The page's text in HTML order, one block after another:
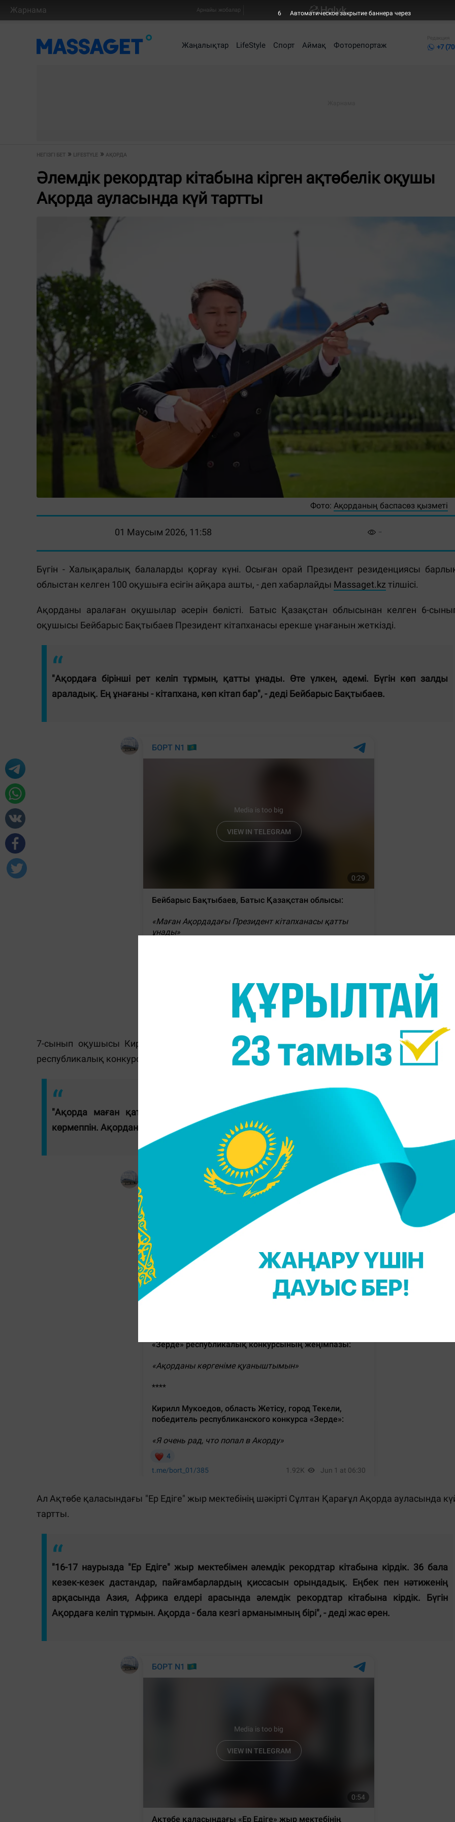
Жарнама Арнайы жобалар
Жаңалықтар LifeStyle Спорт Аймақ Фоторепортаж
Редакция
+7
НЕГІЗГІ БЕТ LIFESTYLE АҚОРДА
Әлемдік рекордтар кітабына кірген ақтөбелік оқушы
Ақорда ауласында күй тартты
Фото: Ақорданың баспасөз қызметі
01 Маусым 2026, 11:58
Бүгін - Халықаралық балаларды қорғау күні. Осыған орай Президент резиденциясы
облыстан келген 100 оқушыға есігін айқара ашты, - деп хабарлайды Massaget.kzтілшісі.
Ақорданы аралаған оқушылар әсерін бөлісті. Батыс Қазақстан облысынан келген 6-
оқушысы Бейбарыс Бақтыбаев Президент кітапханасы ерекше ұнағанын жеткізді.
"Ақордаға бірінші рет келіп тұрмын, қатты ұнады. Өте үлкен, әдемі. Бүгін көп залды
араладық. Ең ұнағаны - кітапхана, көп кітап бар", - деді Бейбарыс Бақтыбаев.
7-cынып оқушысы Кирилл Мукоедов Жетісу облысы Текелі қаласынан келген, ол -
республикалық конкурсының жеңімпазы.
"Ақорда маған қатты ұнады. Ең ұнағаны - мәрмәр залы. Бұрын бұл туралы ойлап
көрмеппін. Ақорданы көргеніме қуаныштымын", - деді ол.
Ал Ақтөбе қаласындағы "Ер Едіге" жыр мектебінің шәкірті Сұлтан Қарағұл Ақорда ауласында
тартты.
"16-17 наурызда "Ер Едіге" жыр мектебімен әлемдік рекордтар кітабына кірдік. 36 бала
кезек-кезек дастандар, пайғамбарлардың қиссасын орындадық. Еңбек пен нәтиженің
арқасында Азия, Африка елдері арасында әлемдік рекордтар кітабына кірдік. Бүгін
Ақордаға келіп тұрмын. Ақорда - бала кезгі арманымның бірі", - деді жас өрен.
5 Автоматическое закрытие баннера через